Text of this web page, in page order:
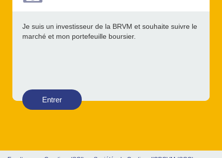
Je suis un investisseur de la BRVM et souhaite suivre le
marché et mon portefeuille boursier.
Entrer